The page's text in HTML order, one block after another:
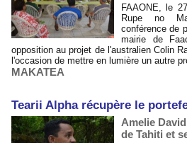
FAAONE, le
Rupe no
conférence de
mairie de
opposition au projet de l'australien Colin
l'occasion de mettre en lumière un autre
MAKATEA
Tearii Alpha récupère le
Amelie
de Tahiti et